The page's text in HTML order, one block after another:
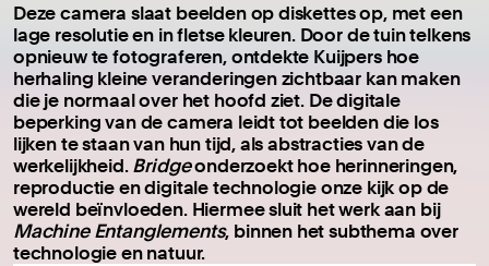
Deze camera slaat beelden op diskettes op, met een
lage resolutie en in fletse kleuren. Door de tuin telkens
opnieuw te fotograferen, ontdekte Kuijpers hoe
herhaling kleine veranderingen zichtbaar kan maken
die je normaal over het hoofd ziet. De digitale
beperking van de camera leidt tot beelden die los
lijken te staan van hun tijd, als abstracties van de
werkelijkheid.Bridgeonderzoekt hoe herinneringen,
reproductie en digitale technologie onze kijk op de
wereld beïnvloeden. Hiermee sluit het werk aan bij
Machine Entanglements, binnen het subthema over
technologie en natuur.